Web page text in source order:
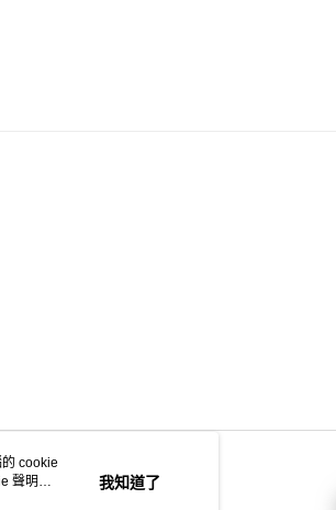
cookie
聲明使
我知道了